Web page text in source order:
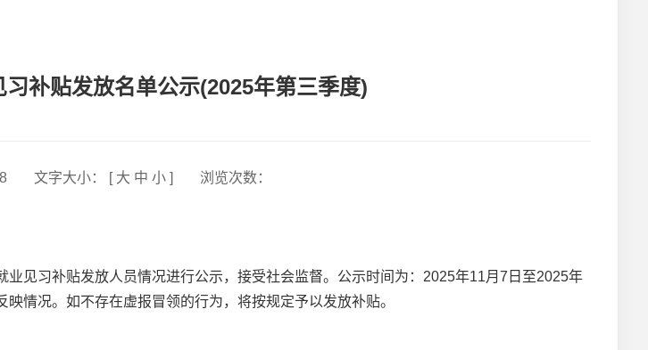
补贴发放名单公示(2025年第三季度)
文字大小： [ 大 中 小 ] 浏览次数：
见习补贴发放人员情况进行公示，接受社会监督。公示时间为：2025年11月7日至2025年
情况。如不存在虚报冒领的行为，将按规定予以发放补贴。